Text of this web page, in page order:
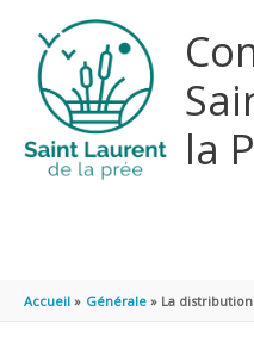
la
Accueil Générale La